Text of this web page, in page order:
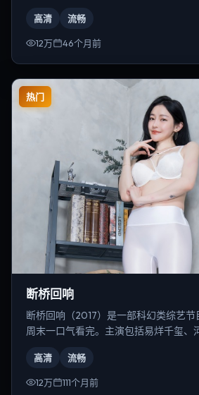
高清 流畅
12万 46个月前
热门
断桥回响
断桥回响（2017）是一部科幻类综艺
周末一口气看完。主演包括易烊千玺、
高清 流畅
12万 111个月前